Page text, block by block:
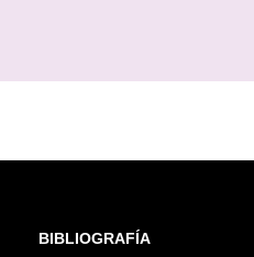
BIBLIOGRAFÍA